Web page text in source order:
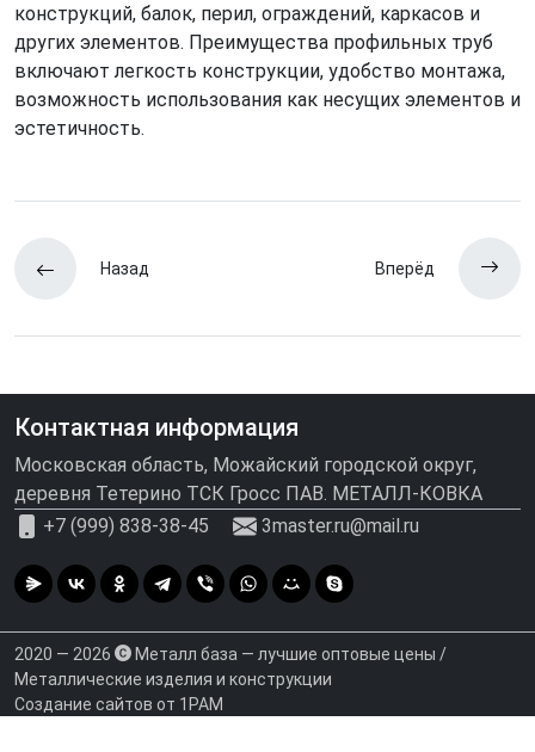
конструкций, балок, перил, ограждений, каркасов и
других элементов. Преимущества профильных труб
включают легкость конструкции, удобство монтажа,
возможность использования как несущих элементов и
эстетичность.
Назад Вперёд
Контактная информация
Московская область, Можайский городской округ,
деревня Тетерино ТСК Гросс ПАВ. МЕТАЛЛ-КОВКА
+7 (999) 838-38-45
3master.ru@mail.ru
2020 — 2026
Металл база — лучшие оптовые цены /
Металлические изделия и конструкции
Создание сайтов от 1РАМ